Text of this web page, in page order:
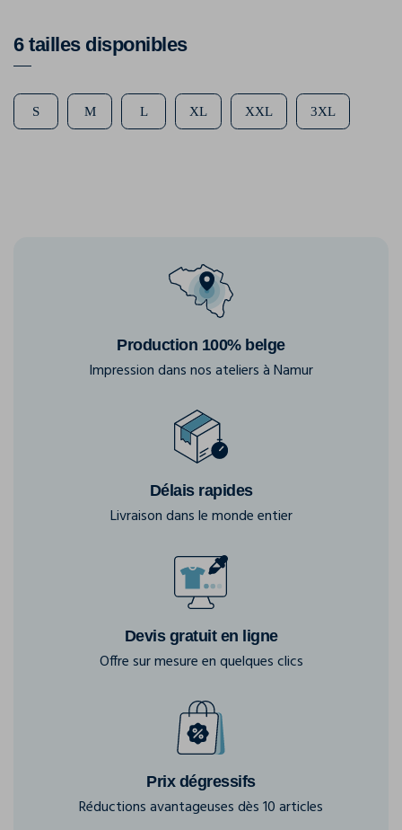
6 tailles disponibles
S M L XL XXL 3XL
Production 100% belge
Impression dans nos ateliers à Namur
Délais rapides
Livraison dans le monde entier
Devis gratuit en ligne
Offre sur mesure en quelques clics
Prix dégressifs
Réductions avantageuses dès 10 articles